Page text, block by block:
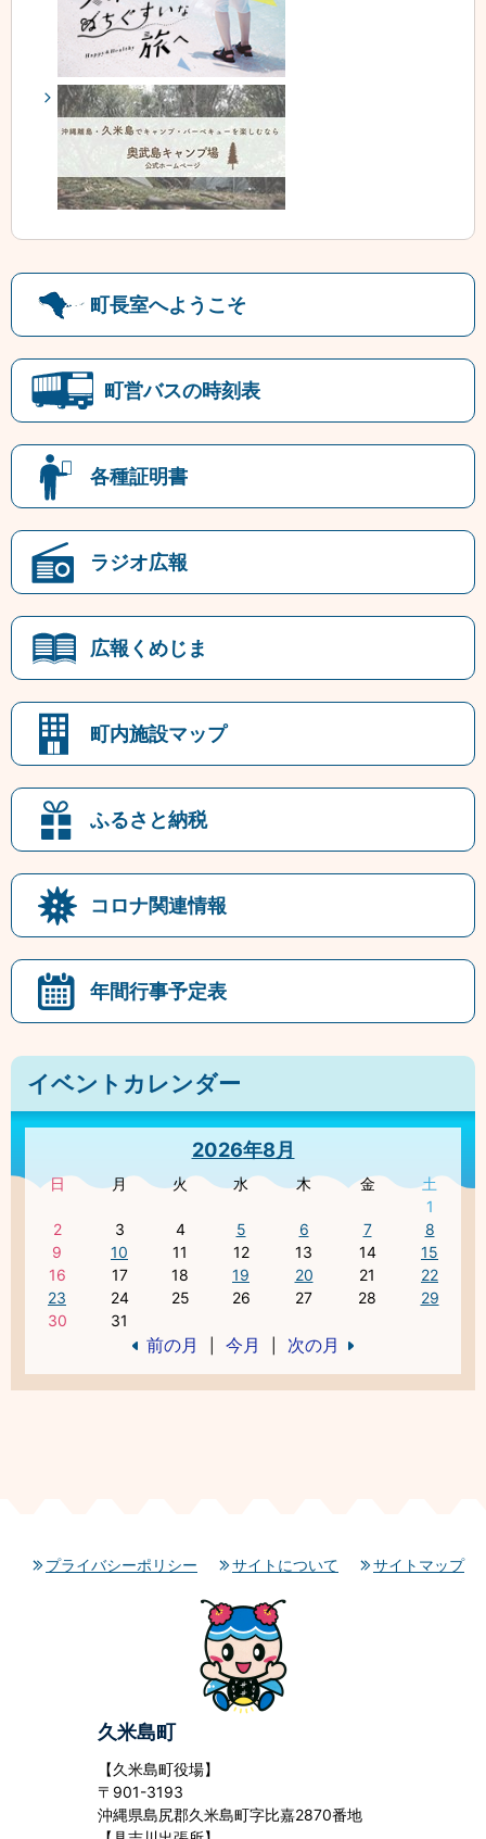
町長室へようこそ
町営バスの時刻表
各種証明書
ラジオ広報
広報くめじま
町内施設マップ
ふるさと納税
コロナ関連情報
年間行事予定表
イベントカレンダー
2026年8月
日 月 火 水 木 金
土
1
2
3 4 5 6 7
8
9
10 11 12 13 14
15
16
17 18 19 20 21
22
23
24 25 26 27 28
29
30
31
前の月 今月 次の月
プライバシーポリシー サイトについて サイトマップ
久米島町
【久米島町役場】
〒901-3193
沖縄県島尻郡久米島町字比嘉2870番地